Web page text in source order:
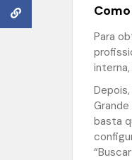
Para
basta